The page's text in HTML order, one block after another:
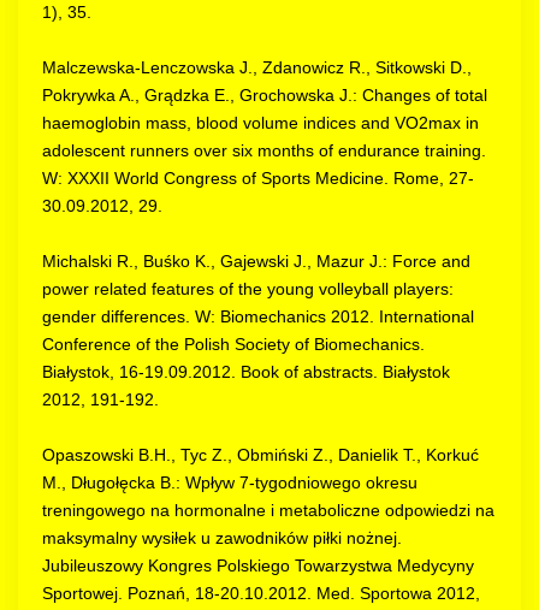
1), 35.
Malczewska-Lenczowska J., Zdanowicz R., Sitkowski D.,
Pokrywka A., Grądzka E., Grochowska J.: Changes of total
haemoglobin mass, blood volume indices and VO2max in
adolescent runners over six months of endurance training.
W: XXXII World Congress of Sports Medicine. Rome, 27-
30.09.2012, 29.
Michalski R., Buśko K., Gajewski J., Mazur J.: Force and
power related features of the young volleyball players:
gender differences. W: Biomechanics 2012. International
Conference of the Polish Society of Biomechanics.
Białystok, 16-19.09.2012. Book of abstracts. Białystok
2012, 191-192.
Opaszowski B.H., Tyc Z., Obmiński Z., Danielik T., Korkuć
M., Długołęcka B.: Wpływ 7-tygodniowego okresu
treningowego na hormonalne i metaboliczne odpowiedzi na
maksymalny wysiłek u zawodników piłki nożnej.
Jubileuszowy Kongres Polskiego Towarzystwa Medycyny
Sportowej. Poznań, 18-20.10.2012. Med. Sportowa 2012,